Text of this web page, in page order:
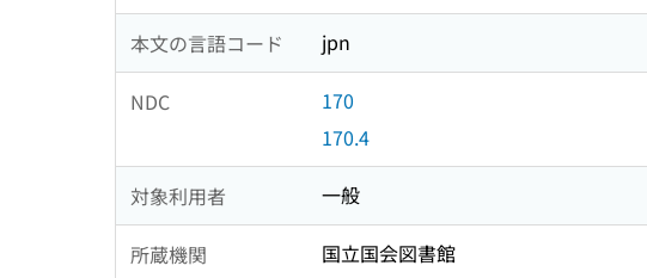
本文の言語コード jpn
NDC
170
170.4
対象利用者 一般
所蔵機関 国立国会図書館